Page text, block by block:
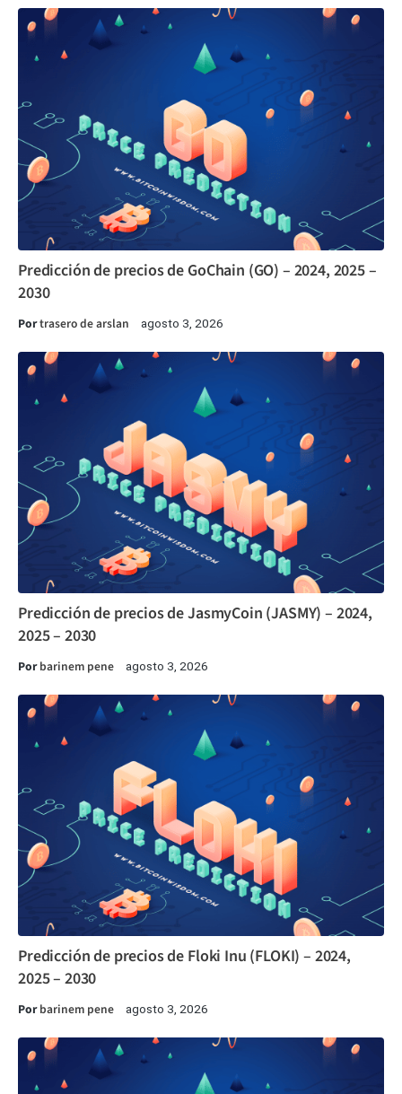
Predicción de precios de GoChain (GO) – 2024, 2025 –
2030
Portrasero de arslan agosto 3, 2026
Predicción de precios de JasmyCoin (JASMY) – 2024,
2025 – 2030
Porbarinem pene agosto 3, 2026
Predicción de precios de Floki Inu (FLOKI) – 2024,
2025 – 2030
Porbarinem pene agosto 3, 2026